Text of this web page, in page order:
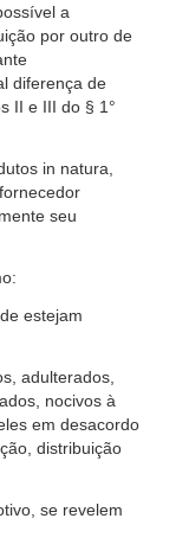
a
por outro de
diferença de
II e III do § 1°
in natura,
seu
estejam
adulterados,
nocivos à
em desacordo
distribuição
se revelem